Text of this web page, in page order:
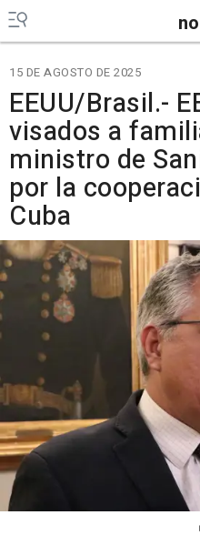
15 DE AGOSTO DE 2025
EEUU/Brasil.-
visados a
ministro de
por la
Cuba